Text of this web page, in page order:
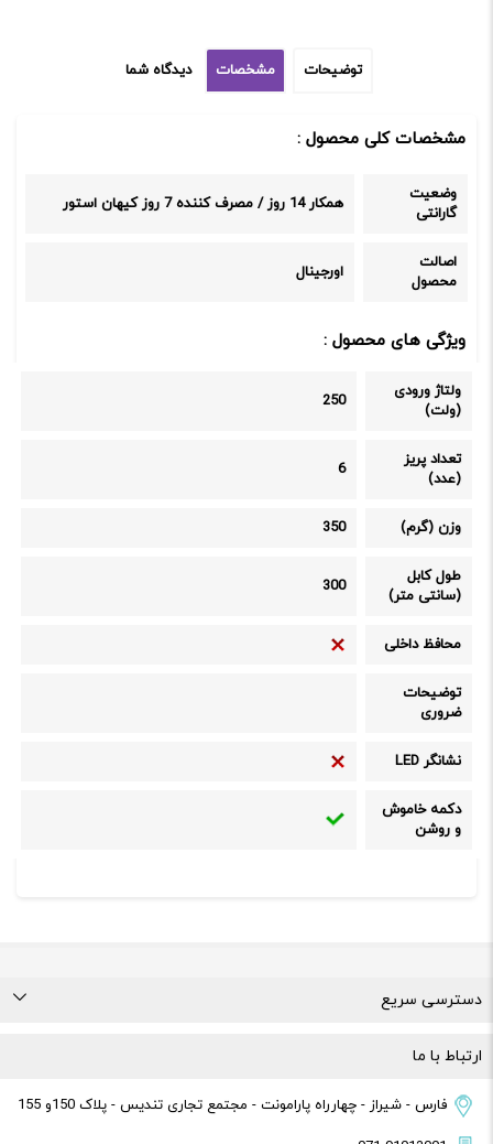
توضیحات مشخصات دیدگاه شما
مشخصات کلی محصول :
وضعیت
گارانتی
همکار 14 روز / مصرف کننده 7 روز کیهان استور
اصالت
محصول
اورجینال
ویژگی های محصول :
ولتاژ ورودی
(ولت)
250
تعداد پریز
(عدد)
6
وزن (گرم) 350
طول کابل
(سانتی متر)
300
محافظ داخلی
توضیحات
ضروری
نشانگر LED
دکمه خاموش
و روشن
دسترسی سریع
درباره ما
راهنمای خرید
قوانین و مقررات
تماس با ما
ارتباط با ما
فارس - شیراز - چهارراه پارامونت - مجتمع تجاری تندیس - پلاک 150و 155